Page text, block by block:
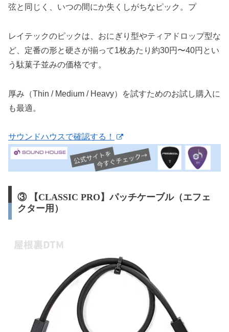
弦と同じく、いつの間にか失くしがちなピック。プ
レイテックのピックは、おにぎり型やティアドロップ型な
ど、定番の形と硬さが揃って1枚あたり約30円〜40円とい
う駄菓子並みの価格です。
厚み（Thin / Medium / Heavy）を試すためのお試し購入に
も最適。
サウンドハウスで確認する！
③ 【CLASSIC PRO】パッチケーブル（エフェ
クター用）